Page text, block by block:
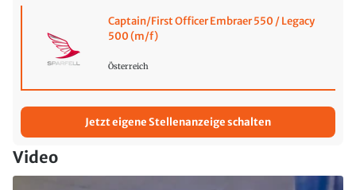
Captain/First Officer Embraer 550 / Legacy
500 (m/f)
Österreich
Jetzt eigene Stellenanzeige schalten
Video